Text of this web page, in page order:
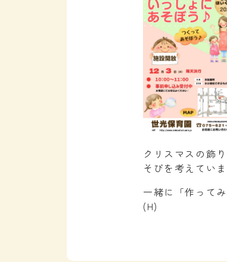
クリスマスの飾
そびを考えていま
一緒に「作って
(H)